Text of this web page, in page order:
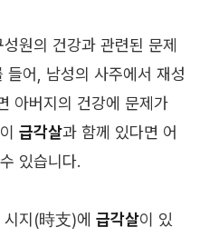
원의 건강과 관련된 문제
어, 남성의 사주에서 재성
아버지의 건강에 문제가
급각살과 함께 있다면 어
있습니다.
시지(時支)에 급각살이 있